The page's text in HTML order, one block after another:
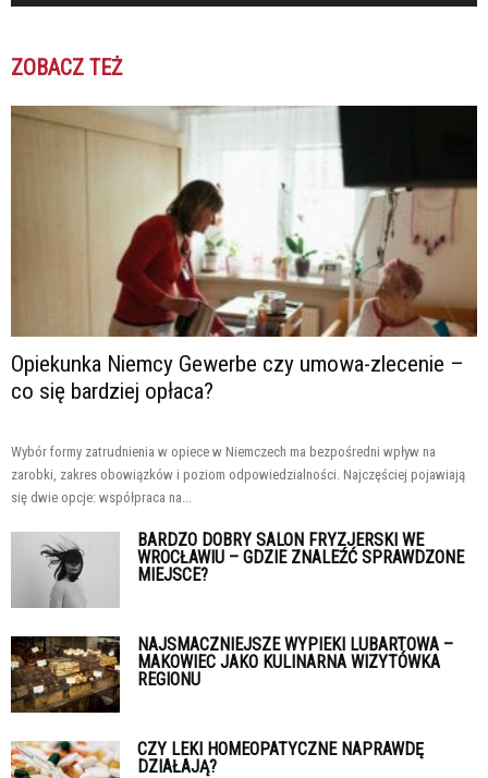
ZOBACZ TEŻ
Opiekunka Niemcy Gewerbe czy umowa-zlecenie –
co się bardziej opłaca?
Wybór formy zatrudnienia w opiece w Niemczech ma bezpośredni wpływ na
zarobki, zakres obowiązków i poziom odpowiedzialności. Najczęściej pojawiają
się dwie opcje: współpraca na...
BARDZO DOBRY SALON FRYZJERSKI WE
WROCŁAWIU – GDZIE ZNALEŹĆ SPRAWDZONE
MIEJSCE?
NAJSMACZNIEJSZE WYPIEKI LUBARTOWA –
MAKOWIEC JAKO KULINARNA WIZYTÓWKA
REGIONU
CZY LEKI HOMEOPATYCZNE NAPRAWDĘ
DZIAŁAJĄ?